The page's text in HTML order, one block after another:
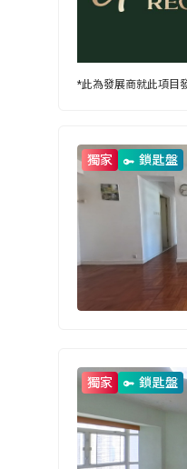
*此為發展商就此項目
獨家 鎖匙盤
獨家 鎖匙盤